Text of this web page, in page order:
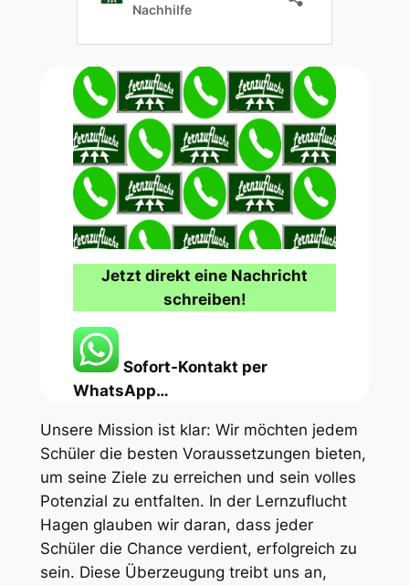
Jetzt direkt eine Nachricht
schreiben!
Sofort-Kontakt per
WhatsApp…
Unsere Mission ist klar: Wir möchten jedem
Schüler die besten Voraussetzungen bieten,
um seine Ziele zu erreichen und sein volles
Potenzial zu entfalten. In der Lernzuflucht
Hagen glauben wir daran, dass jeder
Schüler die Chance verdient, erfolgreich zu
sein. Diese Überzeugung treibt uns an,